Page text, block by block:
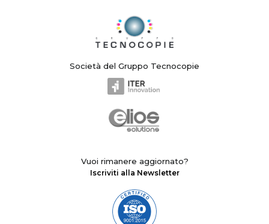
Società del Gruppo Tecnocopie
Vuoi rimanere aggiornato?
Iscriviti alla Newsletter